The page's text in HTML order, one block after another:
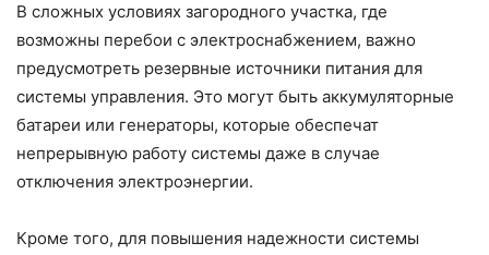
В сложных условиях загородного участка, где
возможны перебои с электроснабжением, важно
предусмотреть резервные источники питания для
системы управления. Это могут быть аккумуляторные
батареи или генераторы, которые обеспечат
непрерывную работу системы даже в случае
отключения электроэнергии.
Кроме того, для повышения надежности системы